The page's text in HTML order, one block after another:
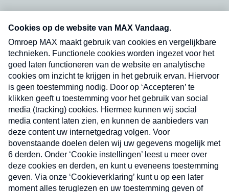
nieuwsbrief. Elke vrijdag- en dinsdagochtend in
uw mailbox.
Verzend
Nieuwsbrief
Neem hier een gratis abonnement op onze